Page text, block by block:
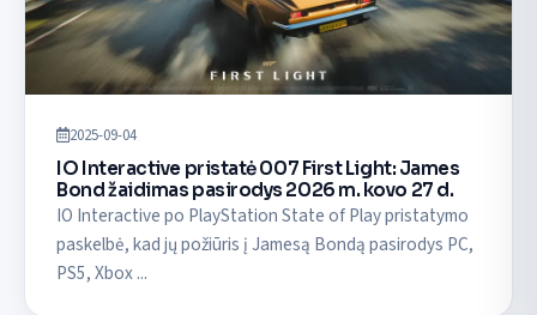
2025-09-04
IO Interactive pristatė 007 First Light: James
Bond žaidimas pasirodys 2026 m. kovo 27 d.
IO Interactive po PlayStation State of Play pristatymo
paskelbė, kad jų požiūris į Jamesą Bondą pasirodys PC,
PS5, Xbox ...